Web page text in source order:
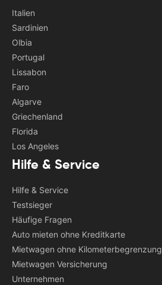
Italien
Sardinien
Olbia
Portugal
Lissabon
Faro
Algarve
Griechenland
Florida
Los Angeles
Hilfe & Service
Hilfe & Service
Testsieger
Häufige Fragen
Auto mieten ohne Kreditkarte
Mietwagen ohne Kilometerbegrenzung
Mietwagen Versicherung
Unternehmen